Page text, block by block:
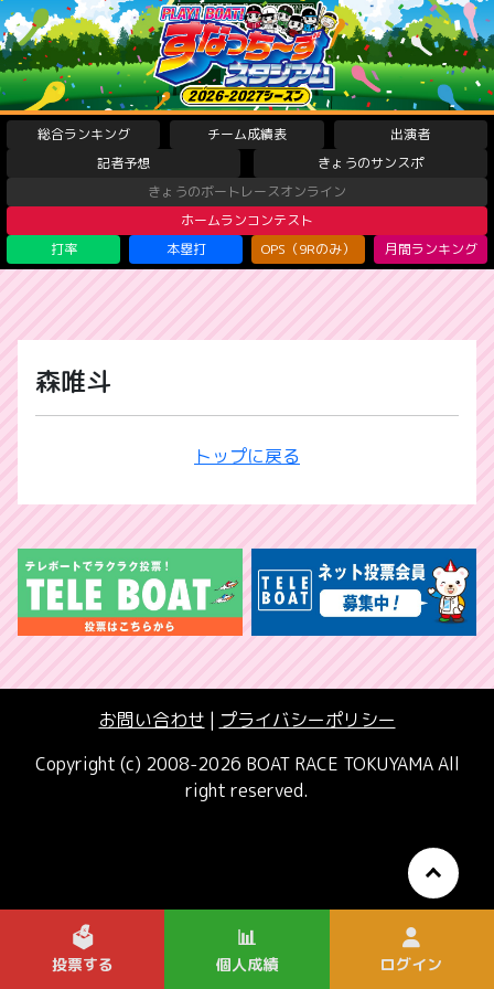
総合ランキング チーム成績表
出演者
記者予想
きょうのサンスポ
きょうのボートレースオンライン
ホームランコンテスト
打率
本塁打 OPS（9Rのみ） 月間ランキング
森唯斗
トップに戻る
お問い合わせ | プライバシーポリシー
Copyright (c) 2008-2026 BOAT RACE TOKUYAMA All
right reserved.
🗳️
投票する
📊
個人成績 ログイン